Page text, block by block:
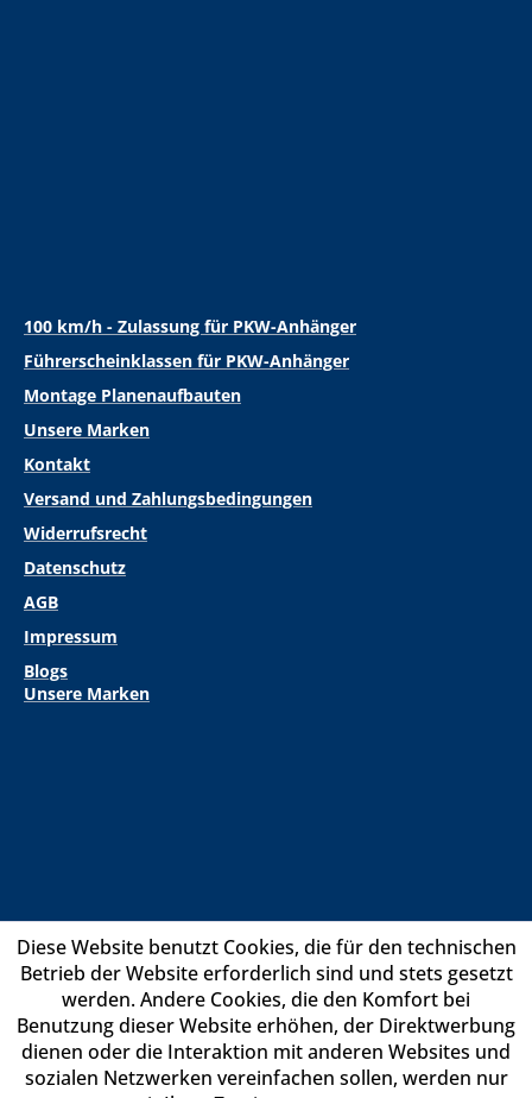
100 km/h - Zulassung für PKW-Anhänger
Führerscheinklassen für PKW-Anhänger
Montage Planenaufbauten
Unsere Marken
Kontakt
Versand und Zahlungsbedingungen
Widerrufsrecht
Datenschutz
AGB
Impressum
Blogs
Unsere Marken
Diese Website benutzt Cookies, die für den technischen
Betrieb der Website erforderlich sind und stets gesetzt
werden. Andere Cookies, die den Komfort bei
Benutzung dieser Website erhöhen, der Direktwerbung
dienen oder die Interaktion mit anderen Websites und
sozialen Netzwerken vereinfachen sollen, werden nur